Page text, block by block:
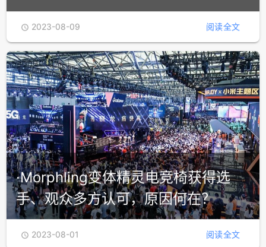
 2023-08-09 阅读全文
·Morphling变体精灵电竞椅获得选
手、观众多方认可，原因何在？
 2023-08-01 阅读全文